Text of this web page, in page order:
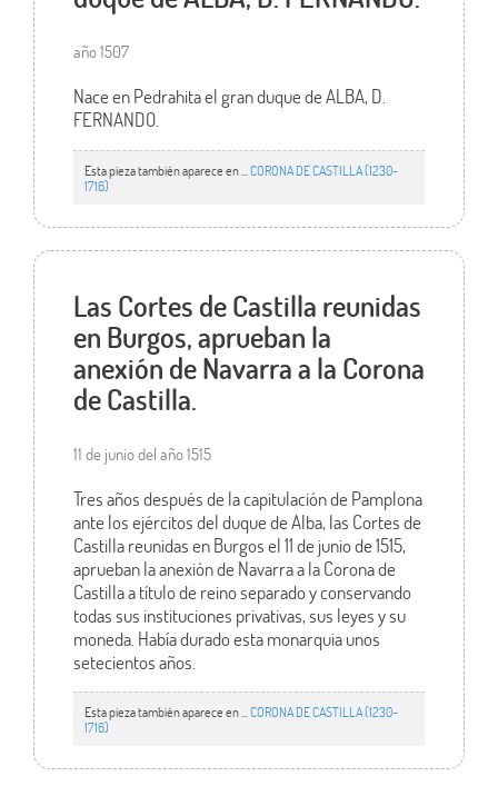
año 1507
Nace en Pedrahita el gran duque de ALBA, D.
FERNANDO.
Esta pieza también aparece en ... CORONA DE CASTILLA (1230-
1716)
Las Cortes de Castilla reunidas
en Burgos, aprueban la
anexión de Navarra a la Corona
de Castilla.
11 de junio del año 1515
Tres años después de la capitulación de Pamplona
ante los ejércitos del duque de Alba, las Cortes de
Castilla reunidas en Burgos el 11 de junio de 1515,
aprueban la anexión de Navarra a la Corona de
Castilla a título de reino separado y conservando
todas sus instituciones privativas, sus leyes y su
moneda. Había durado esta monarquia unos
setecientos años.
Esta pieza también aparece en ... CORONA DE CASTILLA (1230-
1716)